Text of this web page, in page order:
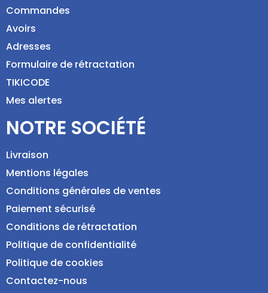
Commandes
Avoirs
Adresses
Formulaire de rétractation
TIKICODE
Mes alertes
NOTRE SOCIÉTÉ
Livraison
Mentions légales
Conditions générales de ventes
Paiement sécurisé
Conditions de rétractation
Politique de confidentialité
Politique de cookies
Contactez-nous